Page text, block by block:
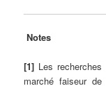
Notes
[1] Les
marché faiseur